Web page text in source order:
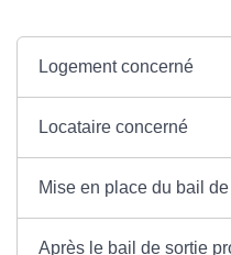
Logement concerné
Locataire concerné
Mise en place du bail
Après le bail de sortie